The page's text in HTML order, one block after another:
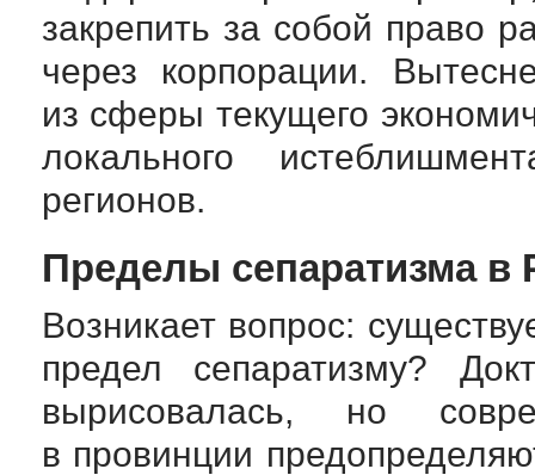
закрепить за собой право
через корпорации.
из сферы текущего
локального
регионов.
Пределы сепаратизма в
Возникает вопрос:
предел сепаратизму?
вырисовалась, но
в провинции